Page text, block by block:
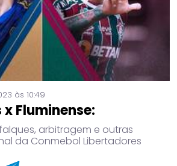
às 10:49
Fluminense:
arbitragem e outras
da Conmebol Libertadores